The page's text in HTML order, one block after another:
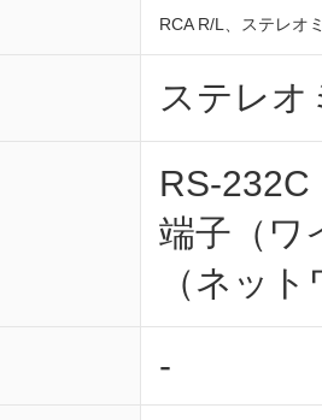
RCA R/L、ステレオ
ステレオ
RS-
端子（ワ
（ネッ
-